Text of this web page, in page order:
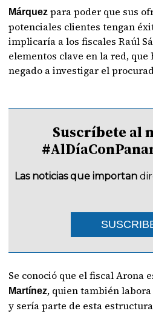
Márquezpara poder que sus
potenciales clientes tengan
implicaría a los fiscales Raúl
elementos clave en la red, que
negado a investigar el
Suscríbete al
Las noticias que importan
Se conoció que el fiscal Arona
Martínez, quien también
y sería parte de esta